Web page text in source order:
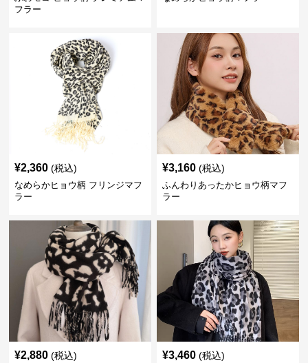
フラー
¥2,360 (税込)
なめらかヒョウ柄 フリンジマフ
ラー
¥3,160 (税込)
ふんわりあったかヒョウ柄マフ
ラー
¥2,880 (税込) ¥3,460 (税込)